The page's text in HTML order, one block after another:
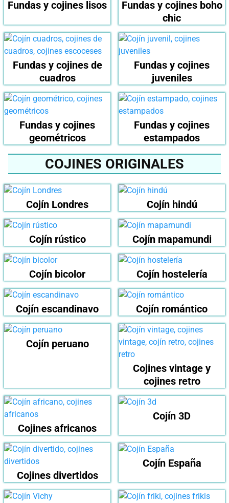
Fundas y cojines lisos
Fundas y cojines boho
chic
Fundas y cojines de
cuadros
Fundas y cojines
juveniles
Fundas y cojines
geométricos
Fundas y cojines
estampados
COJINES ORIGINALES
Cojín Londres Cojín hindú
Cojín rústico Cojín mapamundi
Cojín bicolor Cojín hostelería
Cojín escandinavo Cojín romántico
Cojín peruano
Cojines vintage y
cojines retro
Cojines africanos
Cojín 3D
Cojines divertidos
Cojín España